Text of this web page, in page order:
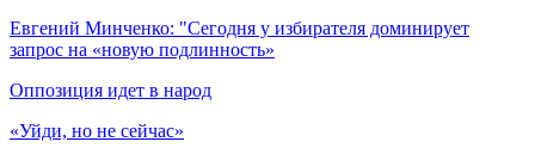
Евгений Минченко: "Сегодня у избирателя доминирует
запрос на «новую подлинность»
Оппозиция идет в народ
«Уйди, но не сейчас»